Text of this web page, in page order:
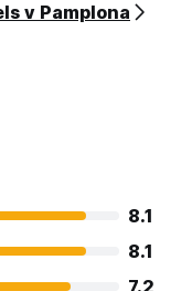
v Pamplona
8.1
8.1
7.2